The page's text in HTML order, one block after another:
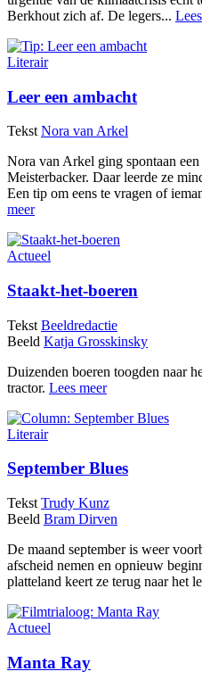
Berkhout zich af. De legers...
Literair
Leer een ambacht
Tekst Nora van Arkel
Nora van Arkel ging spontaan
Meisterbacker. Daar leerde ze
Een tip om eens te vragen of
meer
Actueel
Staakt-het-boeren
Tekst Beeldredactie
Beeld Katja Grosskinsky
Duizenden boeren toogden naar
tractor. Lees meer
Literair
September Blues
Tekst Trudy Kunz
Beeld Bram Dirven
De maand september is weer
afscheid nemen en opnieuw
platteland keert ze terug naar het
Actueel
Manta Ray